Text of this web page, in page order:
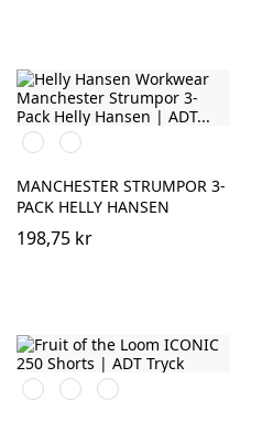
990
BLACK
590
NAVY
MANCHESTER STRUMPOR 3-
PACK HELLY HANSEN
198,75 kr
BlackDeep
Navy
Athletic
Heather